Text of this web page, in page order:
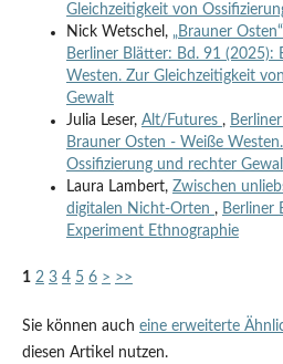
Gleichzeitigkeit von
Nick Wetschel, „Brauner
Berliner Blätter: Bd. 91 (2025):
Westen. Zur Gleichzeitigkeit
Gewalt
Julia Leser, Alt/Futures ,
Brauner Osten - Weiße
Ossifizierung und rechter
Laura Lambert, Zwischen
digitalen Nicht-Orten , Berliner
Experiment Ethnographie
1 2 3 4 5 6 > >>
Sie können auch eine erweiterte
diesen Artikel nutzen.